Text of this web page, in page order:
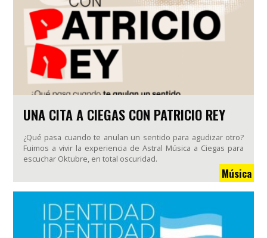
UNA CITA A CIEGAS CON PATRICIO REY
¿Qué pasa cuando te anulan un sentido para agudizar otro?
Fuimos a vivir la experiencia de Astral Música a Ciegas para
escuchar Oktubre, en total oscuridad.
Música